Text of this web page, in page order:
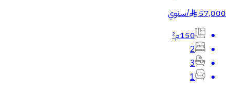
57,000
§
/سنوي
150م²
2
3
1